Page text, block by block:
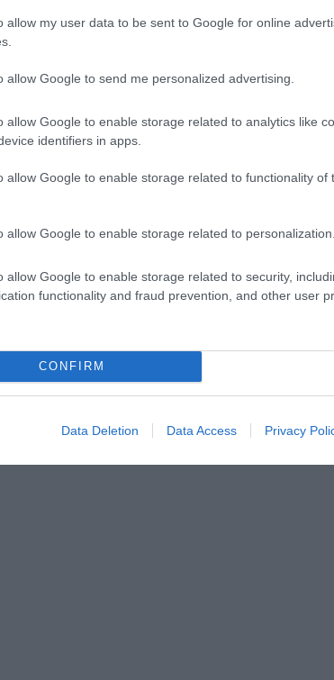
allow my user data to be sent to Google for online
allow Google to send me personalized advertising.
allow Google to enable storage related to analytics like
identifiers in apps.
allow Google to enable storage related to functionality of
allow Google to enable storage related to personalization.
allow Google to enable storage related to security,
functionality and fraud prevention, and other user
CONFIRM
Data Deletion Data Access Privacy
είναι στοίχημα αξιακού χαρακτήρα»
Χανίων συναντήθηκε ο πρωθυπουργός Αλέξης
του στο Twitter, η «δημιουργία των […]